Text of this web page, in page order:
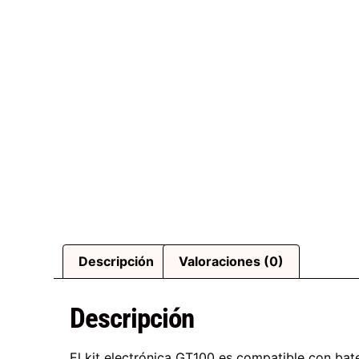
Descripción Valoraciones (0)
Descripción